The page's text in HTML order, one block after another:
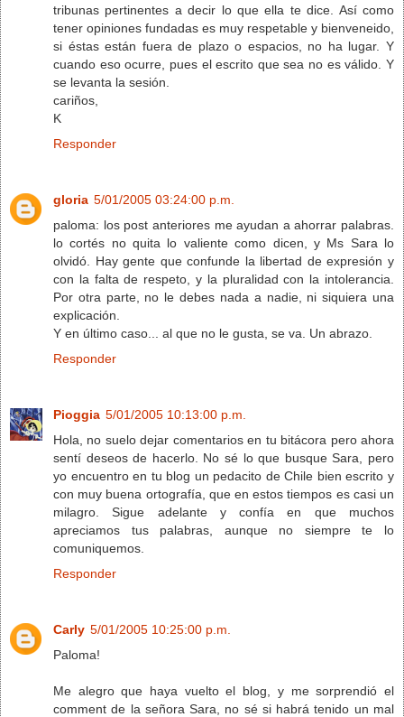
tribunas pertinentes a decir lo que ella te dice. Así como
tener opiniones fundadas es muy respetable y bienveneido,
si éstas están fuera de plazo o espacios, no ha lugar. Y
cuando eso ocurre, pues el escrito que sea no es válido. Y
se levanta la sesión.
cariños,
K
Responder
gloria 5/01/2005 03:24:00 p.m.
paloma: los post anteriores me ayudan a ahorrar palabras.
lo cortés no quita lo valiente como dicen, y Ms Sara lo
olvidó. Hay gente que confunde la libertad de expresión y
con la falta de respeto, y la pluralidad con la intolerancia.
Por otra parte, no le debes nada a nadie, ni siquiera una
explicación.
Y en último caso... al que no le gusta, se va. Un abrazo.
Responder
Pioggia 5/01/2005 10:13:00 p.m.
Hola, no suelo dejar comentarios en tu bitácora pero ahora
sentí deseos de hacerlo. No sé lo que busque Sara, pero
yo encuentro en tu blog un pedacito de Chile bien escrito y
con muy buena ortografía, que en estos tiempos es casi un
milagro. Sigue adelante y confía en que muchos
apreciamos tus palabras, aunque no siempre te lo
comuniquemos.
Responder
Carly 5/01/2005 10:25:00 p.m.
Paloma!
Me alegro que haya vuelto el blog, y me sorprendió el
comment de la señora Sara, no sé si habrá tenido un mal